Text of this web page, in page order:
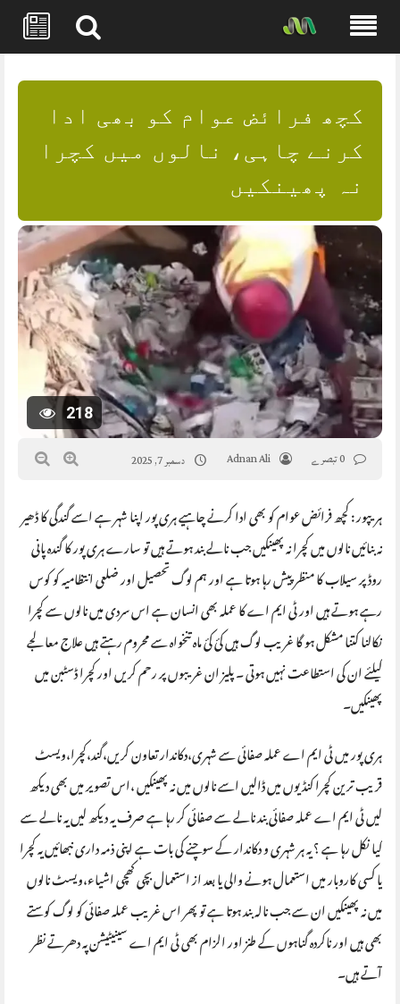
content
کچھ فرائض عوام کو بھی ادا
کرنے چاہی، نالوں میں کچرا
نہ پھینکیں
218
Adnan Ali دسمبر 7, 2025
ہریپور : کچھ فرائض عوام کو بھی ادا کرنے چاہیے ہری پور اپنا شہر ہے اسے گندگی کا ڈھیر
نہ بنائیں نالوں میں کچرا نہ پھینکیں جب نالے بند ہوتے ہیں تو سارے ہری پور کا گندہ پانی
روڈ پر سیلاب کا منظر پیش رہا ہوتا ہے اور ہم لوگ تحصیل اور ضلعی انتظامیہ کو کوس
رہے ہوتے ہیں اور ٹی ایم اے کا عملہ بھی انسان ہے اس سردی میں نالوں سے کچرا
نکالنا کتنا مشکل ہو گا غریب لوگ ہیں کئ کئ ماہ تنخواہ سے محروم رہتے ہیں علاج معالجے
کیلئے ان کی استطاعت نہیں ہوتی ۔ پلیز ان غریبوں پر رحم کریں اور کچرا ڈسٹبن میں
پھینکیں۔
ہری پور میں ٹی ایم اے عملہ صفائی سے شہری،دکاندار تعاون کریں،گند،کچرا،ویسٹ
قریب ترین کچرا کنڈیوں میں ڈالیں اسے نالوں میں نہ پھینکیں ،اس تصویر میں بھی دیکھ
لیں ٹی ایم اے عملہ صفائی بند نالے سے صفائی کر رہا ہے صرف یہ دیکھ لیں یہ نالے سے
کیا نکل رہا ہے ؟ یہ ہر شہری و دکاندار کے سوچنے کی بات ہے اپنی ذمہ داری نبھائیں یہ کچرا
یا کسی کاروبار میں استعمال ہونے والی یا بعد از استعمال بچی کھچی اشیاء،ویسٹ نالوں
میں نہ پھینکیں ان سے جب نالہ بند ہوتا ہے تو پھر اس غریب عملہ صفائی کو لوگ کوستے
بھی ہیں اور ناکردہ گناہوں کے طنز اور الزام بھی ٹی ایم اے سینیٹیشن پہ دھرتے نظر
آتے ہیں۔